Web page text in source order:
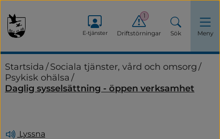
E-tjänster Driftstörningar
1
Sök Meny
Startsida /Sociala tjänster, vård och omsorg/
Psykisk ohälsa /
Daglig sysselsättning - öppen verksamhet
Lyssna